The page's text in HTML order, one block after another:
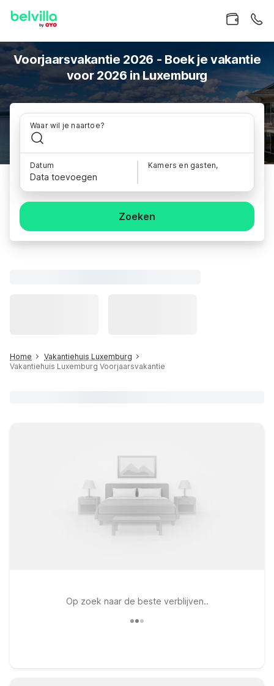
Voorjaarsvakantie 2026 - Boek je vakantie
voor 2026 in Luxemburg
Waar wil je naartoe?
Datum
Data toevoegen
Kamers en gasten,
Zoeken
Home
Vakantiehuis Luxemburg
Vakantiehuis Luxemburg Voorjaarsvakantie
Op zoek naar de beste verblijven..